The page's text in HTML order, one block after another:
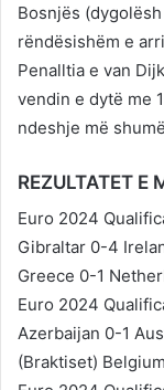
Bosnjës
rëndësishëm e
Penalltia e van
vendin e dytë me
ndeshje më
REZULTATET E
Euro 2024
Gibraltar 0-4
Greece 0-1
Euro 2024
Azerbaijan 0-1
(Braktiset)